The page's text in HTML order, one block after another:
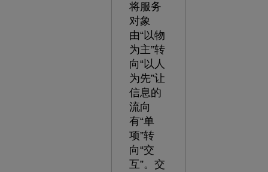
将服务
对象
由“以物
为主”转
向“以人
为先”让
信息的
流向
有“单
项”转
向“交
互”。交